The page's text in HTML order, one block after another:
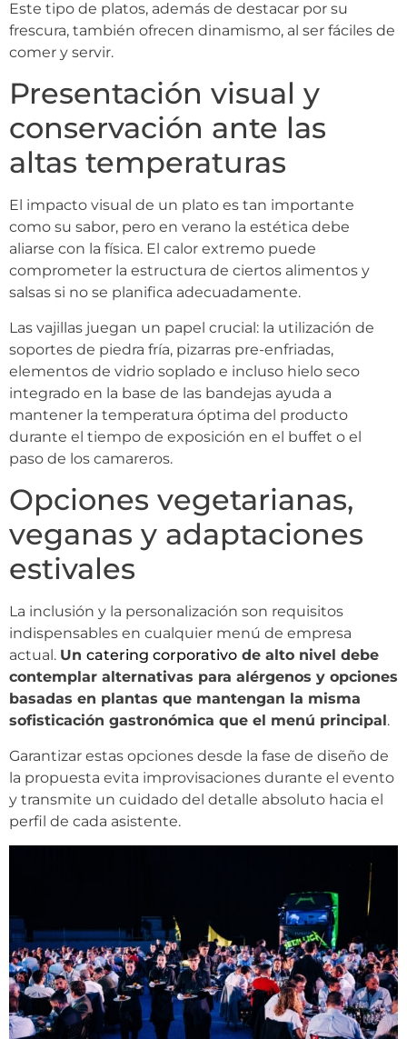
Este tipo de platos, además de destacar por su
frescura, también ofrecen dinamismo, al ser fáciles de
comer y servir.
Presentación visual y
conservación ante las
altas temperaturas
El impacto visual de un plato es tan importante
como su sabor, pero en verano la estética debe
aliarse con la física. El calor extremo puede
comprometer la estructura de ciertos alimentos y
salsas si no se planifica adecuadamente.
Las vajillas juegan un papel crucial: la utilización de
soportes de piedra fría, pizarras pre-enfriadas,
elementos de vidrio soplado e incluso hielo seco
integrado en la base de las bandejas ayuda a
mantener la temperatura óptima del producto
durante el tiempo de exposición en el buffet o el
paso de los camareros.
Opciones vegetarianas,
veganas y adaptaciones
estivales
La inclusión y la personalización son requisitos
indispensables en cualquier menú de empresa
actual. Un catering corporativo de alto nivel debe
contemplar alternativas para alérgenos y opciones
basadas en plantas que mantengan la misma
sofisticación gastronómica que el menú principal .
Garantizar estas opciones desde la fase de diseño de
la propuesta evita improvisaciones durante el evento
y transmite un cuidado del detalle absoluto hacia el
perfil de cada asistente.